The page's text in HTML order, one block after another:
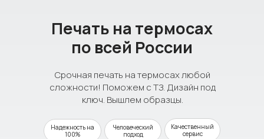
Печать на термосах
по всей России
Срочная печать на термосах любой
сложности! Поможем с ТЗ. Дизайн под
ключ. Вышлем образцы.
Человеческий
подход
Качественный
сервис
Надежность на
100%